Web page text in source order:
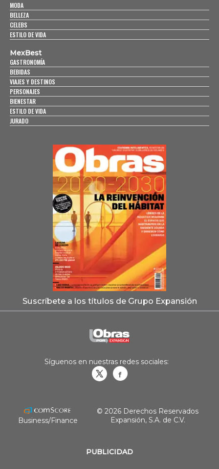
MODA
BELLEZA
CELEBS
ESTILO DE VIDA
MexBest
GASTRONOMÍA
BEBIDAS
VIAJES Y DESTINOS
PERSONAJES
BIENESTAR
ESTILO DE VIDA
JURADO
Suscríbete a los títulos de Grupo Expansión
PUBLICIDAD
Síguenos en nuestras redes sociales:
Business/Finance
© 2026 Derechos Reservados
Expansión, S.A. de C.V.